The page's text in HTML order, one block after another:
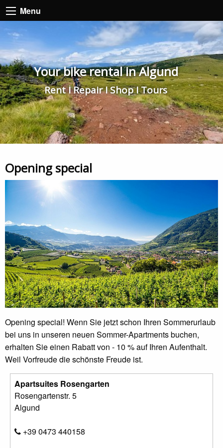
Menu
Your bike rental in Algund
Rent I Repair I Shop I Tours
Opening special
Opening special! Wenn Sie jetzt schon Ihren Sommerurlaub
bei uns in unseren neuen Sommer-Apartments buchen,
erhalten Sie einen Rabatt von - 10 % auf Ihren Aufenthalt.
Weil Vorfreude die schönste Freude ist.
Apartsuites Rosengarten
Rosengartenstr. 5
Algund
+39 0473 440158